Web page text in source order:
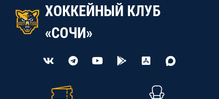
ХОККЕЙНЫЙ КЛУБ
«СОЧИ»